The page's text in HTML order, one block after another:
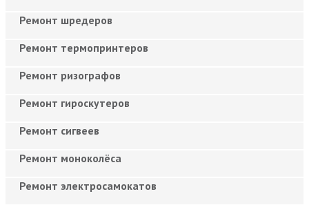
Ремонт шредеров
Ремонт термопринтеров
Ремонт ризографов
Ремонт гироскутеров
Ремонт сигвеев
Ремонт моноколёса
Ремонт электросамокатов